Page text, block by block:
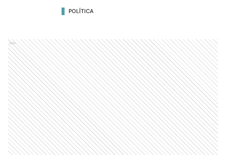
POLÍTICA
Ads